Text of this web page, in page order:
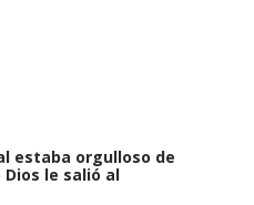
estaba orgulloso de
le salió al